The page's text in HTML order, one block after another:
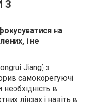
З
на
і не
Jiang) з
самокорегуючі
необхідність в
лінзах і навіть в